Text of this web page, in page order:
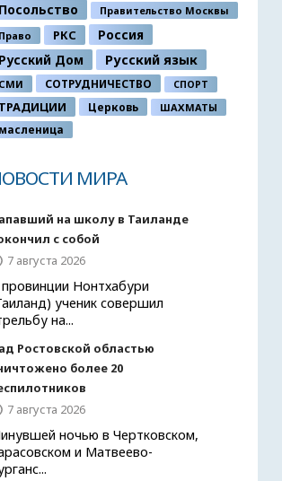
Посольство
Правительство Москвы
Право
РКС
Россия
Русский Дом
Русский язык
СМИ СОТРУДНИЧЕСТВО СПОРТ
ТРАДИЦИИ Церковь
ШАХМАТЫ
масленица
МИРА
на школу в Таиланде
с собой
7 августа 2026
Нонтхабури
ученик совершил
на...
Ростовской областью
более 20
7 августа 2026
ночью в Чертковском,
и Матвеево-